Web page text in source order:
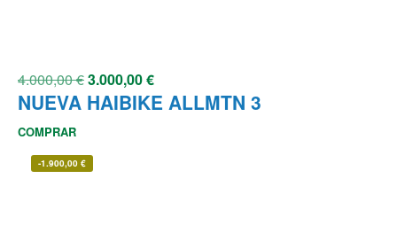
4.000,00€3.000,00€
NUEVA HAIBIKE ALLMTN 3
COMPRAR
-1.900,00 €